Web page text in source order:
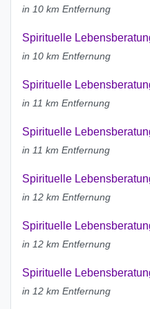
in 10 km Entfernung
Spirituelle
in 10 km Entfernung
Spirituelle
in 11 km Entfernung
Spirituelle
in 11 km Entfernung
Spirituelle
in 12 km Entfernung
Spirituelle
in 12 km Entfernung
Spirituelle
in 12 km Entfernung